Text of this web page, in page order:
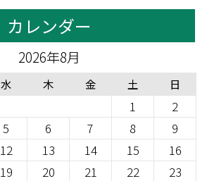
カレンダー
2026年8月
水 木 金 土 日
1
2
5 6 7 8
9
12 13 14 15
16
19 20 21 22
23